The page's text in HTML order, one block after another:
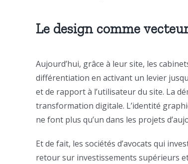
Le design comme
Aujourd’hui, grâce à leur site, les
différentiation en activant un levier
et de rapport à l’utilisateur du site. La
transformation digitale. L’identité
ne font plus qu’un dans les projets
Et de fait, les sociétés d’avocats qui
retour sur investissements supérieurs